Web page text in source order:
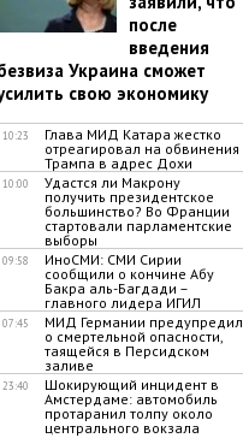
после
введения
Украина сможет
свою экономику
10:23
Глава МИД Катара жестко
отреагировал на обвинения
Трампа в адрес Дохи
10:00
Удастся ли Макрону
получить президентское
большинство? Во Франции
стартовали парламентские
выборы
09:58
ИноСМИ: СМИ Сирии
сообщили о кончине Абу
Бакра аль-Багдади –
главного лидера ИГИЛ
07:45
МИД Германии предупредил
о смертельной опасности,
таящейся в Персидском
заливе
23:40
​Шокирующий инцидент в
Амстердаме: автомобиль
протаранил толпу около
центрального вокзала